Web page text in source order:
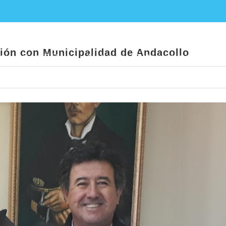
Pública Noticias Establecimientos
de colaboración con
con Municipalidad de Andacollo